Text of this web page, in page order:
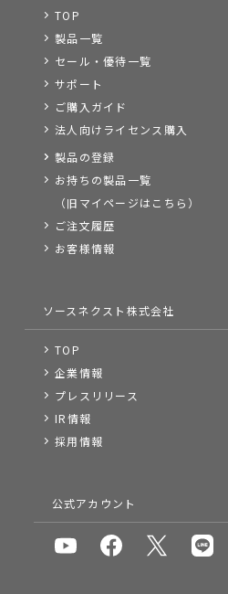
TOP
製品一覧
セール・優待一覧
サポート
ご購入ガイド
法人向けライセンス購入
製品の登録
お持ちの製品一覧
（旧マイページはこちら）
ご注文履歴
お客様情報
ソースネクスト株式会社
TOP
企業情報
プレスリリース
IR情報
採用情報
公式アカウント